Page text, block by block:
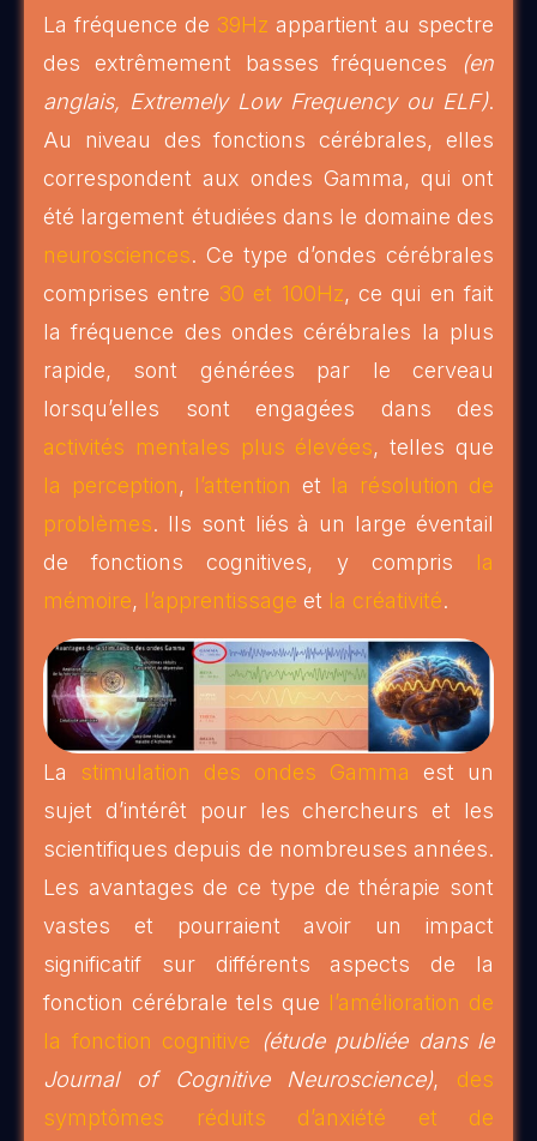
La fréquence de 39Hz appartient au spectre
des extrêmement basses fréquences
(en
anglais, Extremely Low Frequency ou ELF).
Au niveau des fonctions cérébrales, elles
correspondent aux ondes Gamma, qui ont
été largement étudiées dans le domaine des
neurosciences. Ce type d’ondes cérébrales
comprises entre 30 et 100Hz, ce qui en fait
la fréquence des ondes cérébrales la plus
rapide, sont générées par le cerveau
lorsqu’elles sont engagées dans des
activités mentales plus élevées, telles que
la perception, l’attention et la résolution de
problèmes. Ils sont liés à un large éventail
de fonctions cognitives, y compris la
mémoire, l’apprentissage et la créativité.
La stimulation des ondes Gamma est un
sujet d’intérêt pour les chercheurs et les
scientifiques depuis de nombreuses années.
Les avantages de ce type de thérapie sont
vastes et pourraient avoir un impact
significatif sur différents aspects de la
fonction cérébrale tels que l’amélioration de
la fonction cognitive
(étude publiée dans le
Journal of Cognitive Neuroscience), des
symptômes réduits d’anxiété et de